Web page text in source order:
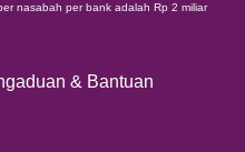
nasabah per bank adalah Rp 2 miliar
& Bantuan